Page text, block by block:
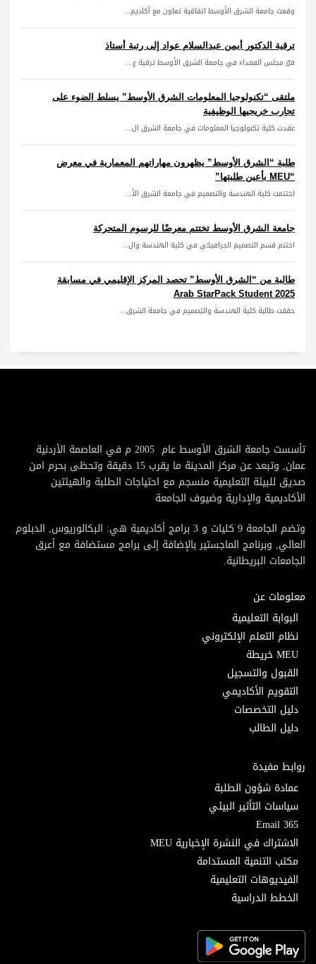
وقعت جامعة الشرق الأوسط اتفاقية تعاون مع أكاديم...
ترقية الدكتور أيمن عبدالسلام عواد إلى رتبة أستاذ
قرّر مجلس العمداء في جامعة الشرق الأوسط ترقية ع...
ملتقى “تكنولوجيا المعلومات الشرق الأوسط” يسلط الضوء على
تجارب خريجيها الوظيفية
عقدت كلية تكنولوجيا المعلومات في جامعة الشرق ال...
طلبة “الشرق الأوسط” يظهرون مهاراتهم المعمارية في معرض
“MEU بأعين طلبتها”
اختتمت كلية الهندسة والتصميم في جامعة الشرق الأ...
جامعة الشرق الأوسط تختتم معرضًا للرسوم المتحركة
اختتم قسم التصميم الجرافيكي في كلية الهندسة وال...
طالبة من “الشرق الأوسط” تحصد المركز الإقليمي في مسابقة
Arab StarPack Student 2025
حققت طالبة كلية الهندسة والتصميم في جامعة الشرق...
تأسست جامعة الشرق الأوسط عام 2005 م في العاصمة الأردنية
عمان, وتبعد عن مركز المدينة ما يقرب 15 دقيقة وتحظى بحرم امن
صديق للبيئة التعليمية منسجم مع احتياجات الطلبة والهيئتين
الأكاديمية والإدارية وضيوف الجامعة
وتضم الجامعة 9 كليات و 3 برامج أكاديمية هي: البكالوريوس, الدبلوم
العالي, وبرنامج الماجستير بالإضافة إلى برامج مستضافة مع أعرق
الجامعات البريطانية.
معلومات عن
البوابة التعليمية
نظام التعلم الإلكتروني
MEU خريطة
القبول والتسجيل
التقويم الأكاديمي
دليل التخصصات
دليل الطالب
روابط مفيدة
عمادة شؤون الطلبة
سياسات التأثير البيئي
Email 365
الاشتراك في النشرة الإخبارية MEU
مكتب التنمية المستدامة
الفيديوهات التعليمية
الخطط الدراسية